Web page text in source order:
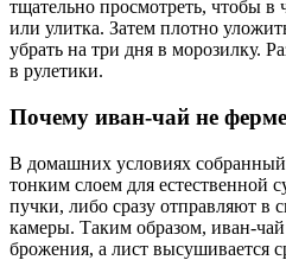
тщательно просмотреть, чтобы в
или улитка. Затем плотно
убрать на три дня в морозилку.
в рулетики.
Почему иван-чай не
В домашних условиях
тонким слоем для естественной
пучки, либо сразу отправляют в
камеры. Таким образом, иван-
брожения, а лист высушивается